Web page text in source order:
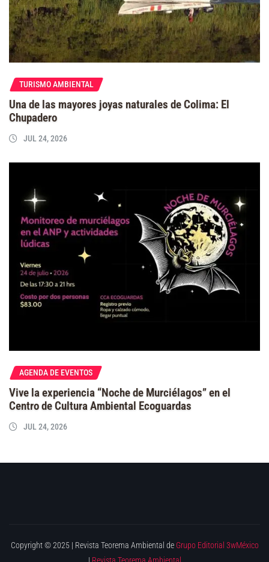
TURISMO AMBIENTAL
Una de las mayores joyas naturales de Colima: El
Chupadero
JUL 24, 2026
AGENDA DE EVENTOS
Vive la experiencia “Noche de Murciélagos” en el
Centro de Cultura Ambiental Ecoguardas
JUL 24, 2026
Copyright © 2025 | Revista Teorema Ambiental de Grupo Editorial 3wMéxico